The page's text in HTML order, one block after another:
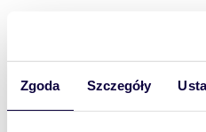
Zgoda Szczegóły
Lokalizacja jest
znajduje się w bliskim
transport i logistykę. W
również port